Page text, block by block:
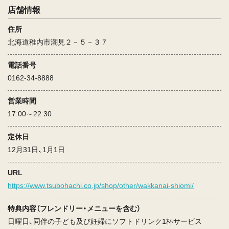
店舗情報
住所
北海道稚内市潮見２－５－３７
電話番号
0162-34-8888
営業時間
17:00～22:30
定休日
12月31日、1月1日
URL
https://www.tsubohachi.co.jp/shop/other/wakkanai-shiomi/
特典内容（フレンドリー・メニューを含む）
日曜日、同伴の子ども及び妊婦にソフトドリンク1杯サービス